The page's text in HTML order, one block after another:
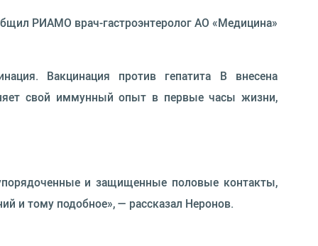
РИАМО врач-гастроэнтеролог АО «Медицина»
Вакцинация против гепатита В внесена
свой иммунный опыт в первые часы жизни,
и защищенные половые контакты,
и тому подобное», — рассказал Неронов.